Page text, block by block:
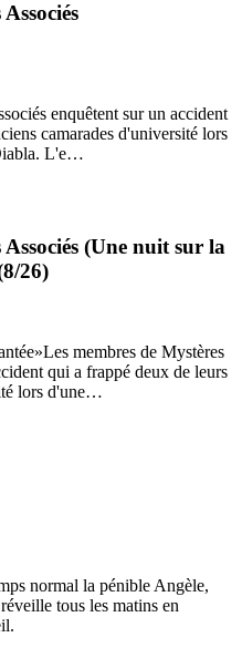
enquêtent sur un accident
camarades d'université lors
L'e…
(Une nuit sur la
26)
membres de Mystères
qui a frappé deux de leurs
lors d'une…
normal la pénible Angèle,
tous les matins en